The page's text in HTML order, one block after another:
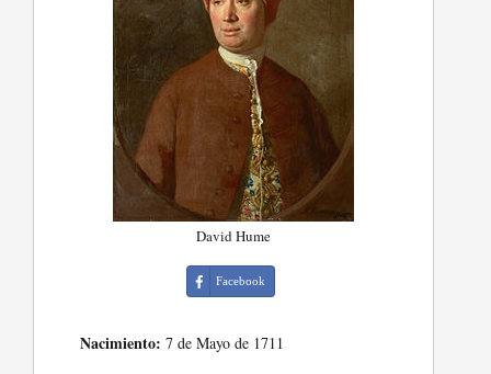
David Hume
Facebook
Nacimiento: 7 de Mayo de 1711